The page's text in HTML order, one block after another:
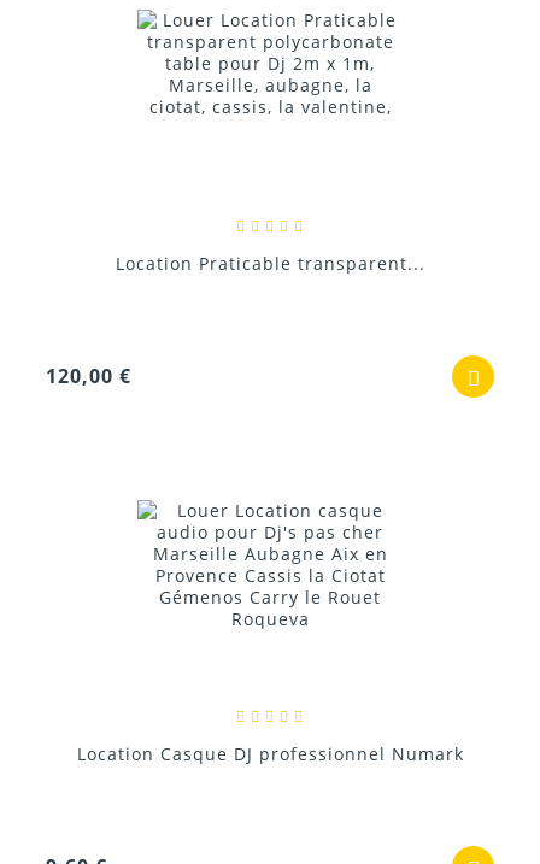
Location Praticable transparent...
120,00 €
Location Casque DJ professionnel Numark